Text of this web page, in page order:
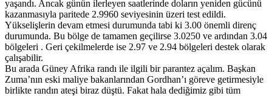
yaşandı. Ancak günün ilerleyen saatlerinde doların yeniden gücünü
kazanmasıyla paritede 2.9960 seviyesinin üzeri test edildi.
Yükselişlerin devam etmesi durumunda tabi ki 3.00 önemli direnç
durumunda. Bu bölge de tamamen geçilirse 3.0250 ve ardından 3.04
bölgeleri . Geri çekilmelerde ise 2.97 ve 2.94 bölgeleri destek olarak
çalışabilir.
Bu arada Güney Afrika randı ile ilgili bir parantez açalım. Başkan
Zuma’nın eski maliye bakanlarından Gordhan’ı göreve getirmesiyle
birlikte randın ateşi biraz düştü. Fakat hala dediğimiz gibi tüm